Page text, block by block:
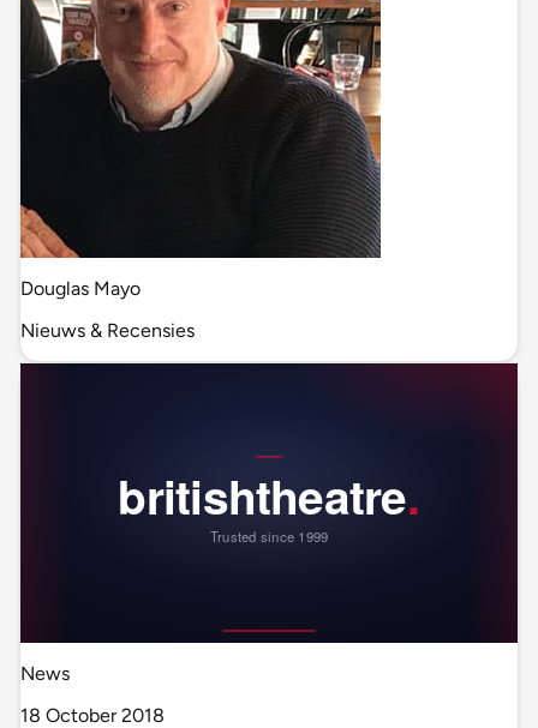
Douglas Mayo
Nieuws & Recensies
News
18 October 2018